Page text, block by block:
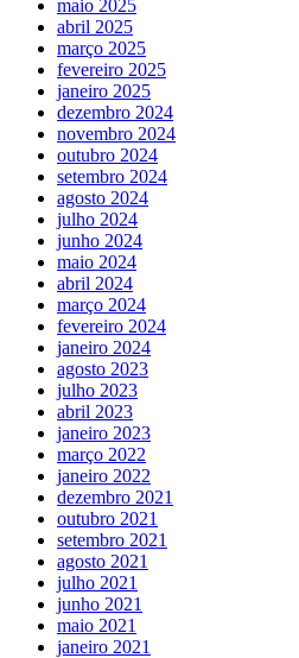
maio 2025
abril 2025
março 2025
fevereiro 2025
janeiro 2025
dezembro 2024
novembro 2024
outubro 2024
setembro 2024
agosto 2024
julho 2024
junho 2024
maio 2024
abril 2024
março 2024
fevereiro 2024
janeiro 2024
agosto 2023
julho 2023
abril 2023
janeiro 2023
março 2022
janeiro 2022
dezembro 2021
outubro 2021
setembro 2021
agosto 2021
julho 2021
junho 2021
maio 2021
janeiro 2021